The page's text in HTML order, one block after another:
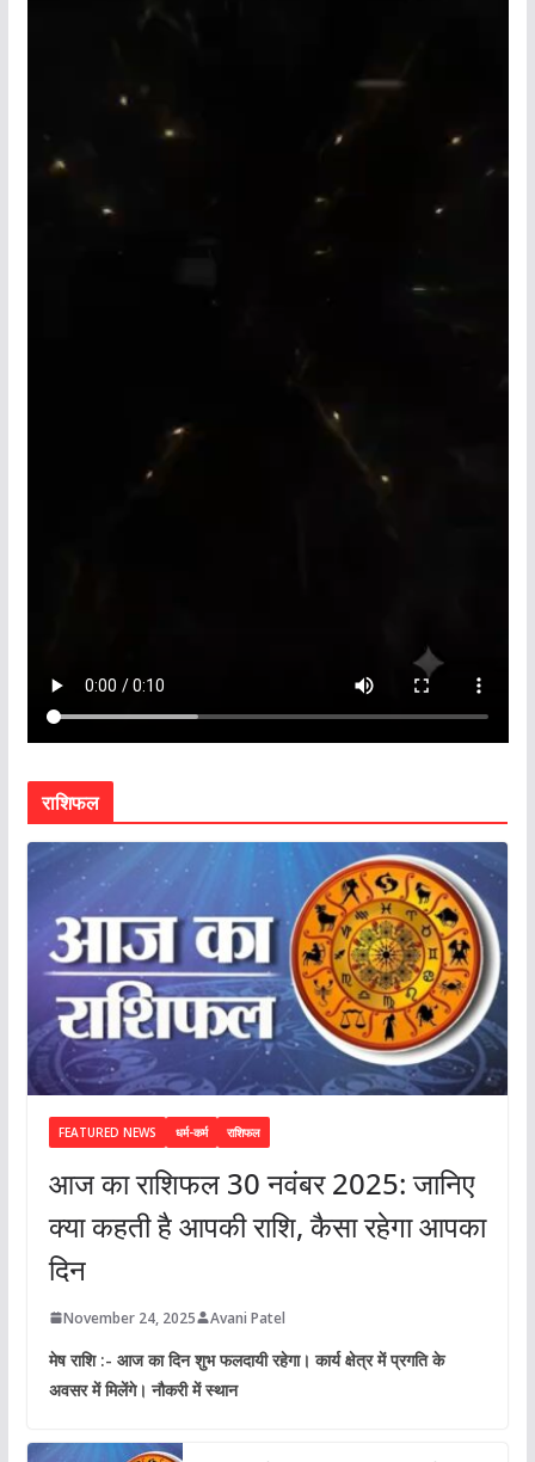
राशिफल
FEATURED NEWS धर्म-कर्म राशिफल
आज का राशिफल 30 नवंबर 2025: जानिए
क्या कहती है आपकी राशि, कैसा रहेगा आपका
दिन
November 24, 2025 Avani Patel
मेष राशि :- आज का दिन शुभ फलदायी रहेगा। कार्य क्षेत्र में प्रगति के
अवसर में मिलेंगे। नौकरी में स्थान